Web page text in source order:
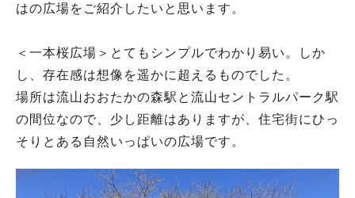
はの広場をご紹介したいと思います。
＜一本桜広場＞とてもシンプルでわかり易い。しか
し、存在感は想像を遥かに超えるものでした。
場所は流山おおたかの森駅と流山セントラルパーク駅
の間位なので、少し距離はありますが、住宅街にひっ
そりとある自然いっぱいの広場です。